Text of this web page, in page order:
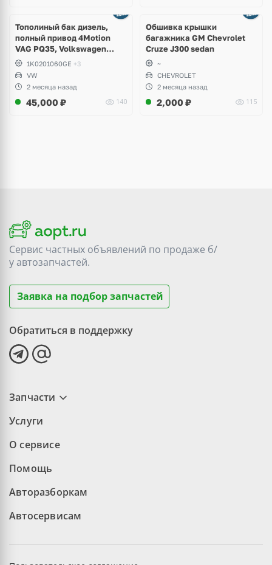
Тополиный бак дизель,
полный привод 4Motion
VAG PQ35, Volkswagen
Scirocco, Golf V, VI, Skoda
Yeti, Octavia A5, Superb,
Audi A3, Seat Altea
1K0201060GE +3
VW
2 месяца назад
45,000 ₽ 140
Обшивка крышки
багажника GM Chevrolet
Cruze J300 sedan
~
CHEVROLET
2 месяца назад
2,000 ₽ 115
Сервис частных объявлений по продаже б/
уавтозапчастей.
Заявка на подбор запчастей
Обратиться в поддержку
Запчасти
Услуги
О сервисе
Помощь
Авторазборкам
Автосервисам